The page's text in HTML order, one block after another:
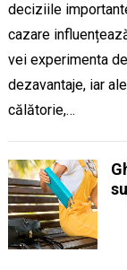
deciziile
cazare
vei experimenta
dezavantaje, iar
călătorie,…